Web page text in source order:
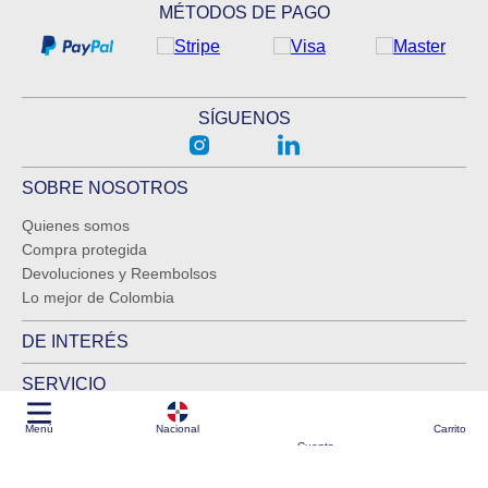
Menú
Nacional
Cuenta
Carrito
MÉTODOS DE PAGO
SÍGUENOS
SOBRE NOSOTROS
Quienes somos
Compra protegida
Devoluciones y Reembolsos
Lo mejor de Colombia
DE INTERÉS
SERVICIO
Logística garantizada por BmCargo como partner
Todos los derechos reservados Kliquea 2025